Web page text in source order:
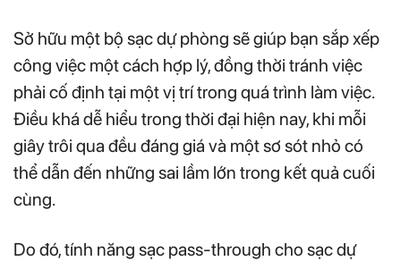
Sở hữu một bộ sạc dự phòng sẽ giúp bạn sắp xếp
công việc một cách hợp lý, đồng thời tránh việc
phải cố định tại một vị trí trong quá trình làm việc.
Điều khá dễ hiểu trong thời đại hiện nay, khi mỗi
giây trôi qua đều đáng giá và một sơ sót nhỏ có
thể dẫn đến những sai lầm lớn trong kết quả cuối
cùng.
Do đó, tính năng sạc pass-through cho sạc dự